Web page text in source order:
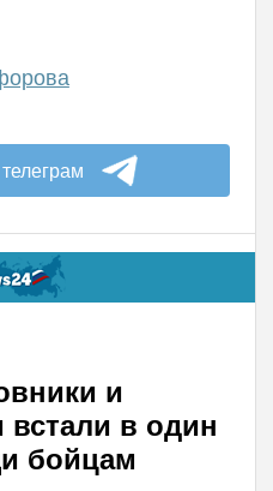
и
в один
бойцам